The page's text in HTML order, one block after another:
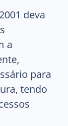
deva
a
para
tendo